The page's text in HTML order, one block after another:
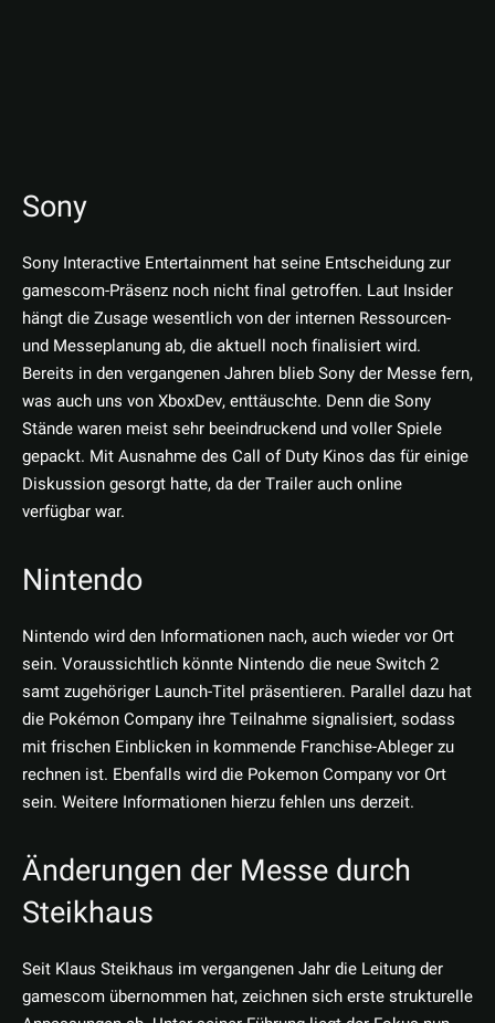
Sony
Sony Interactive Entertainment hat seine Entscheidung zur
gamescom-Präsenz noch nicht final getroffen. Laut Insider
hängt die Zusage wesentlich von der internen Ressourcen-
und Messeplanung ab, die aktuell noch finalisiert wird.
Bereits in den vergangenen Jahren blieb Sony der Messe fern,
was auch uns von XboxDev, enttäuschte. Denn die Sony
Stände waren meist sehr beeindruckend und voller Spiele
gepackt. Mit Ausnahme des Call of Duty Kinos das für einige
Diskussion gesorgt hatte, da der Trailer auch online
verfügbar war.
Nintendo
Nintendo wird den Informationen nach, auch wieder vor Ort
sein. Voraussichtlich könnte Nintendo die neue Switch 2
samt zugehöriger Launch-Titel präsentieren. Parallel dazu hat
die Pokémon Company ihre Teilnahme signalisiert, sodass
mit frischen Einblicken in kommende Franchise-Ableger zu
rechnen ist. Ebenfalls wird die Pokemon Company vor Ort
sein. Weitere Informationen hierzu fehlen uns derzeit.
Änderungen der Messe durch
Steikhaus
Seit Klaus Steikhaus im vergangenen Jahr die Leitung der
gamescom übernommen hat, zeichnen sich erste strukturelle